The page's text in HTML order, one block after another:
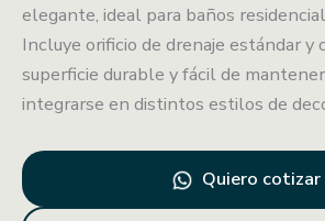
elegante, ideal para baños
Incluye orificio de drenaje estándar y
superficie durable y fácil de
integrarse en distintos estilos de
Quiero cotizar